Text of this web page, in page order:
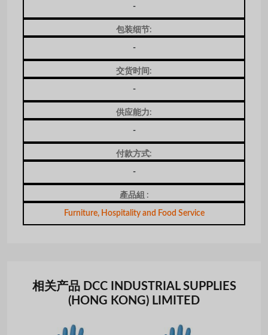
-
包装细节:
-
交货时间:
-
供应能力:
-
付款方式:
-
產品組 :
Furniture, Hospitality and Food Service
相关产品 DCC INDUSTRIAL SUPPLIES
(HONG KONG) LIMITED